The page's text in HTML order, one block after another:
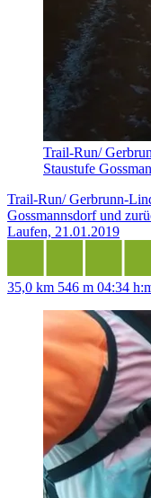
Trail-Run/
Staustufe
Trail-Run/ Gerbrunn-
Gossmannsdorf und
Laufen, 21.01.2019
35,0 km 546 m 04:34